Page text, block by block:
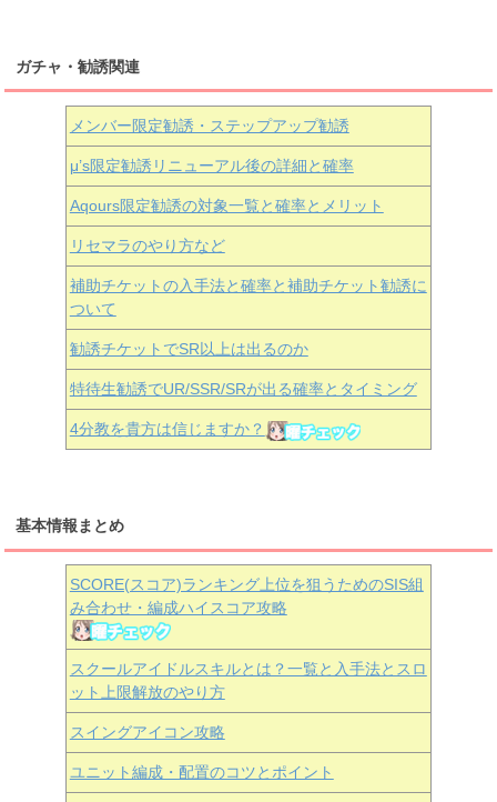
ガチャ・勧誘関連
メンバー限定勧誘・ステップアップ勧誘
μ’s限定勧誘リニューアル後の詳細と確率
Aqours限定勧誘の対象一覧と確率とメリット
リセマラのやり方など
補助チケットの入手法と確率と補助チケット勧誘に
ついて
勧誘チケットでSR以上は出るのか
特待生勧誘でUR/SSR/SRが出る確率とタイミング
4分教を貴方は信じますか？
基本情報まとめ
SCORE(スコア)ランキング上位を狙うためのSIS組
み合わせ・編成ハイスコア攻略
スクールアイドルスキルとは？一覧と入手法とスロ
ット上限解放のやり方
スイングアイコン攻略
ユニット編成・配置のコツとポイント